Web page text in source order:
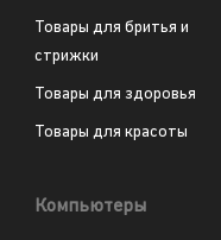
Товары для бритья и
стрижки
Товары для здоровья
Товары для красоты
Компьютеры